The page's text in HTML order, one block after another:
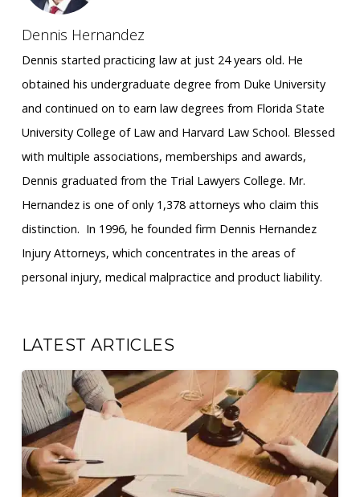
Dennis Hernandez
Dennis started practicing law at just 24 years old. He
obtained his undergraduate degree from Duke University
and continued on to earn law degrees from Florida State
University College of Law and Harvard Law School. Blessed
with multiple associations, memberships and awards,
Dennis graduated from the Trial Lawyers College. Mr.
Hernandez is one of only 1,378 attorneys who claim this
distinction. ​ In 1996, he founded firm Dennis Hernandez
Injury Attorneys, which concentrates in the areas of
personal injury, medical malpractice and product liability.
LATEST ARTICLES